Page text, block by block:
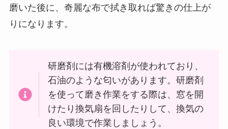
磨いた後に、奇麗な布で拭き取れば驚きの仕上が
りになります。
研磨剤には有機溶剤が使われており、
石油のような匂いがあります。研磨剤
を使って磨き作業をする際は、窓を開
けたり換気扇を回したりして、換気の
良い環境で作業しましょう。